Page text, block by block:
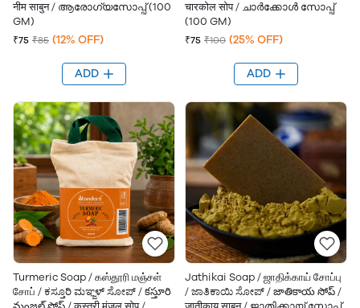
नीम साबुन / ആരോഗ്യസോപ്പ് (100
GM)
₹75 ₹85 (12% OFF)
ADD
चारकोल सोप / ചാർക്കോൾ സോപ്പ്
(100 GM)
₹75 ₹100 (25% OFF)
ADD
Turmeric Soap / கஸ்தூரி மஞ்சள்
சோப் / ಕಸ್ತೂರಿ ಮಞ್ಜಳ್ ಸೋಪ್ / కస్తూరి
Jathikai Soap / ஜாதிக்காய் சோப்பு
/ ಜಾತಿಕಾಯಿ ಸೋಪ್ / జాతికాయ సోప్ /